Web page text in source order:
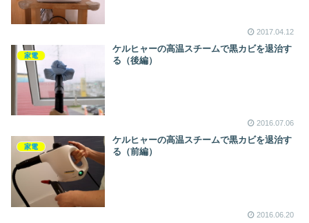
2017.04.12
家電
ケルヒャーの高温スチームで黒カビを退治す
る（後編）
2016.07.06
家電
ケルヒャーの高温スチームで黒カビを退治す
る（前編）
2016.06.20